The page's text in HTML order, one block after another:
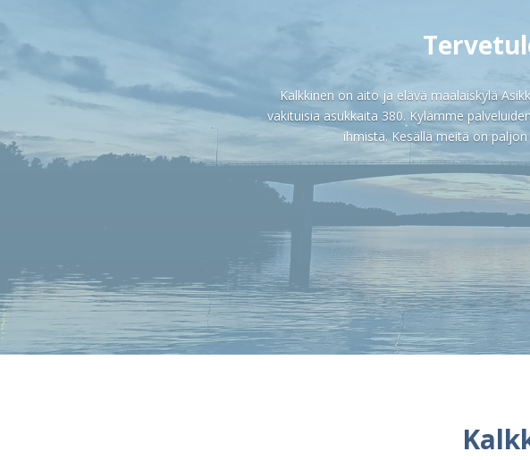
Kalkkinen on aito ja elävä maalaiskylä
vakituisia asukkaita 380. Kylämme
ihmistä. Kesällä meitä on